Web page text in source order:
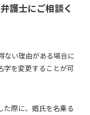
護士にご相談く
ない理由がある場合に
字を変更することが可
た際に、婚氏を名乗る